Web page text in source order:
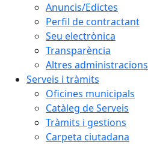
Anuncis/Edictes
Perfil de contractant
Seu electrònica
Transparència
Altres administracions
Serveis i tràmits
Oficines municipals
Catàleg de Serveis
Tràmits i gestions
Carpeta ciutadana